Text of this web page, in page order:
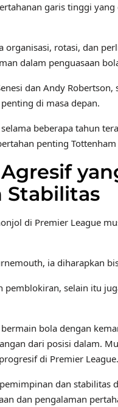
garis tinggi
organisasi, rotasi, dan
dalam penguasaan
dan Andy
di masa depan.
beberapa tahun
penting
Stabilitas
di Premier League
ia diharapkan
pemblokiran, selain itu
bola dengan
dari posisi dalam.
di Premier League.
dan
dan pengalaman